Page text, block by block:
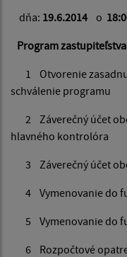
dňa: 19.6.2014 o
Program
1 Otvorenie
schválenie programu
2 Záverečný účet
hlavného kontrolóra
3 Záverečný účet
4 Vymenovanie do
5 Vymenovanie do
6 Rozpočtové